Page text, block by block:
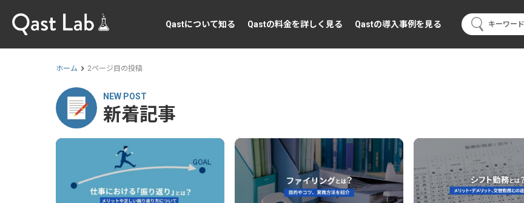
Qastについて知る Qastの料金を詳しく見る Qastの導入事例を見る
ホーム 2ページ目の投稿
NEW POST
新着記事